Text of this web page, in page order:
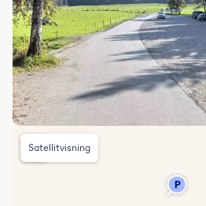
Satellitvisning